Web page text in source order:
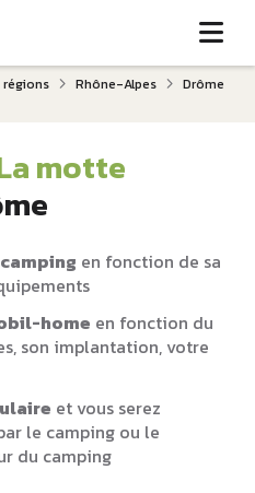
Rhône-Alpes
Drôme
motte
camping en fonction de sa
home en fonction du
son implantation, votre
et vous serez
le camping ou le
du camping